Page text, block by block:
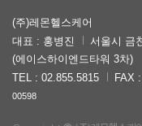
(주)레몬헬스케어
대표 : 홍병진
서울시 금
(에이스하이엔드타워 3차)
TEL : 02.855.5815
FAX
00598